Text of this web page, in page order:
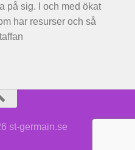
på sig. I och med ökat
har resurser och så
st-germain.se